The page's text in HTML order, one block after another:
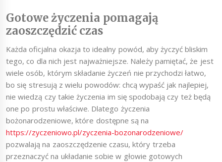
Gotowe życzenia pomagają
zaoszczędzić czas
Każda oficjalna okazja to idealny powód, aby życzyć bliskim
tego, co dla nich jest najważniejsze. Należy pamiętać, że jest
wiele osób, którym składanie życzeń nie przychodzi łatwo,
bo się stresują z wielu powodów: chcą wypaść jak najlepiej,
nie wiedzą czy takie życzenia im się spodobają czy też będą
one po prostu właściwe. Dlatego życzenia
bożonarodzeniowe, które dostępne są na
https://zyczeniowo.pl/zyczenia-bozonarodzeniowe/
pozwalają na zaoszczędzenie czasu, który trzeba
przeznaczyć na układanie sobie w głowie gotowych